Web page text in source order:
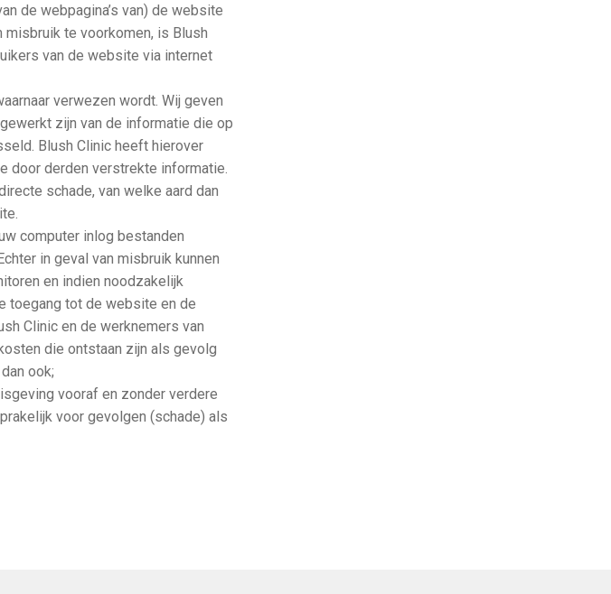
de webpagina’s van) de website
te voorkomen, is Blush
van de website via internet
verwezen wordt. Wij geven
zijn van de informatie die op
Blush Clinic heeft hierover
door derden verstrekte informatie.
schade, van welke aard dan
computer inlog bestanden
in geval van misbruik kunnen
en indien noodzakelijk
toegang tot de website en de
Clinic en de werknemers van
die ontstaan zijn als gevolg
ook;
vooraf en zonder verdere
voor gevolgen (schade) als